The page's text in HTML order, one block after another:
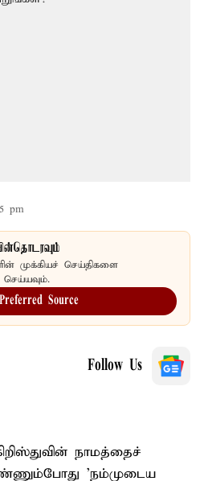
pm
முக்கியச் செய்திகளை
Source
Follow Us
நாமத்தைச்
'நம்முடைய